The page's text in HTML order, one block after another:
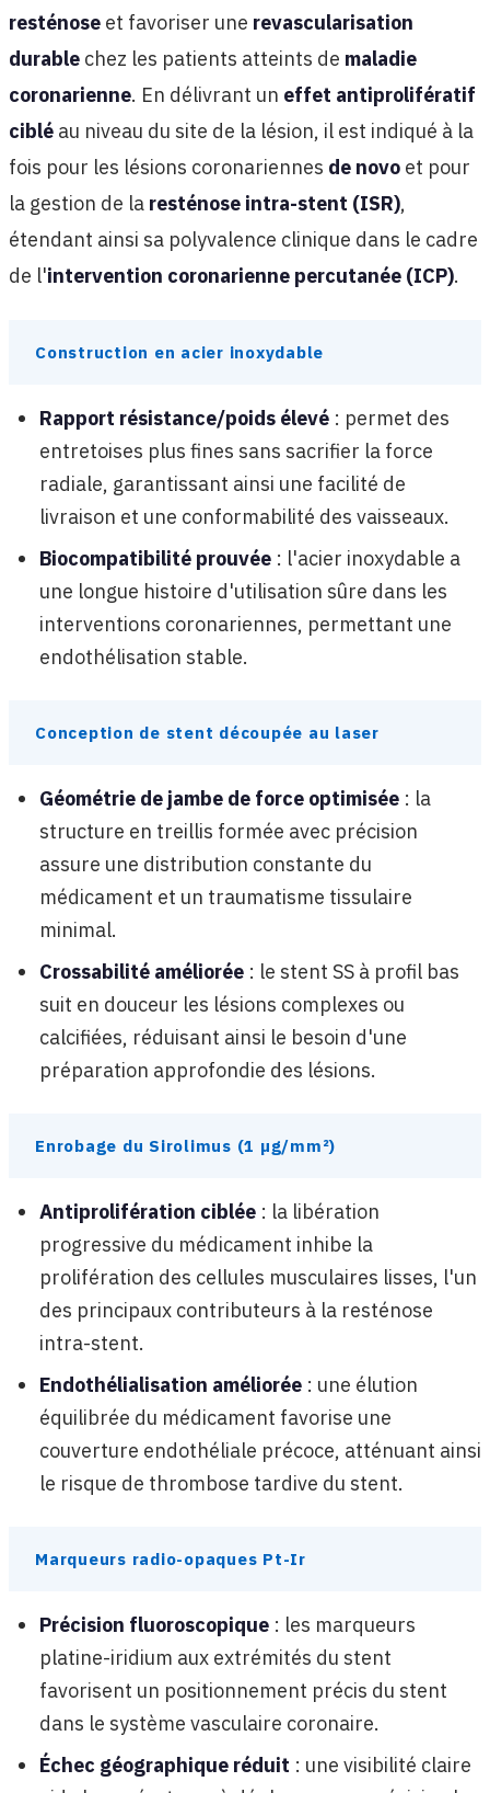
resténose et favoriser une revascularisation
durable chez les patients atteints de maladie
coronarienne. En délivrant un effet antiprolifératif
ciblé au niveau du site de la lésion, il est indiqué à la
fois pour les lésions coronariennes de novo et pour
la gestion de la resténose intra-stent (ISR),
étendant ainsi sa polyvalence clinique dans le cadre
de l'intervention coronarienne percutanée (ICP).
Construction en acier inoxydable
Rapport résistance/poids élevé : permet des
entretoises plus fines sans sacrifier la force
radiale, garantissant ainsi une facilité de
livraison et une conformabilité des vaisseaux.
Biocompatibilité prouvée : l'acier inoxydable a
une longue histoire d'utilisation sûre dans les
interventions coronariennes, permettant une
endothélisation stable.
Conception de stent découpée au laser
Géométrie de jambe de force optimisée : la
structure en treillis formée avec précision
assure une distribution constante du
médicament et un traumatisme tissulaire
minimal.
Crossabilité améliorée : le stent SS à profil bas
suit en douceur les lésions complexes ou
calcifiées, réduisant ainsi le besoin d'une
préparation approfondie des lésions.
Enrobage du Sirolimus (1 µg/mm²)
Antiprolifération ciblée : la libération
progressive du médicament inhibe la
prolifération des cellules musculaires lisses, l'un
des principaux contributeurs à la resténose
intra-stent.
Endothélialisation améliorée : une élution
équilibrée du médicament favorise une
couverture endothéliale précoce, atténuant ainsi
le risque de thrombose tardive du stent.
Marqueurs radio-opaques Pt-Ir
Précision fluoroscopique : les marqueurs
platine-iridium aux extrémités du stent
favorisent un positionnement précis du stent
dans le système vasculaire coronaire.
Échec géographique réduit : une visibilité claire